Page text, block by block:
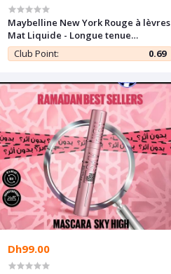
Maybelline New York Rouge à lèvres
Mat Liquide - Longue tenue
Superstay Matte Ink - 65
SEDUCTRESS - 5 ml
Club Point: 0.69
Dh99.00